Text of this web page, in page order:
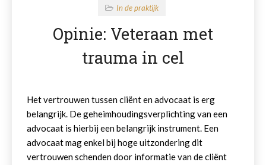
In de praktijk
Opinie: Veteraan met
trauma in cel
Het vertrouwen tussen cliënt en advocaat is erg
belangrijk. De geheimhoudingsverplichting van een
advocaat is hierbij een belangrijk instrument. Een
advocaat mag enkel bij hoge uitzondering dit
vertrouwen schenden door informatie van de cliënt